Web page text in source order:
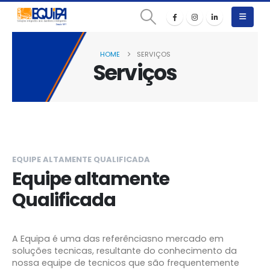
HOME SERVIÇOS
Serviços
EQUIPE ALTAMENTE QUALIFICADA
Equipe altamente
Qualificada
A Equipa é uma das referênciasno mercado em
soluções tecnicas, resultante do conhecimento da
nossa equipe de tecnicos que são frequentemente